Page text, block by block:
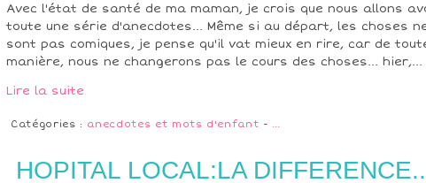
Avec l'état de santé de ma maman, je crois que nous allons
toute une série d'anecdotes... Même si au départ, les choses
sont pas comiques, je pense qu'il vat mieux en rire, car de
manière, nous ne changerons pas le cours des choses... hier,...
Lire la suite
Catégories : anecdotes et mots d'enfant - …
HOPITAL LOCAL:LA